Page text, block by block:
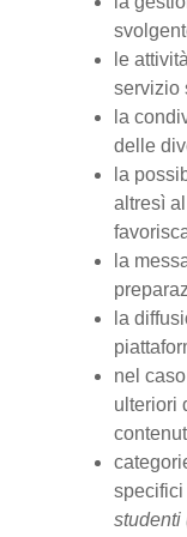
le
servizio
la
delle
la
altresì
la
la
nel
ulteriori
specifici
studenti